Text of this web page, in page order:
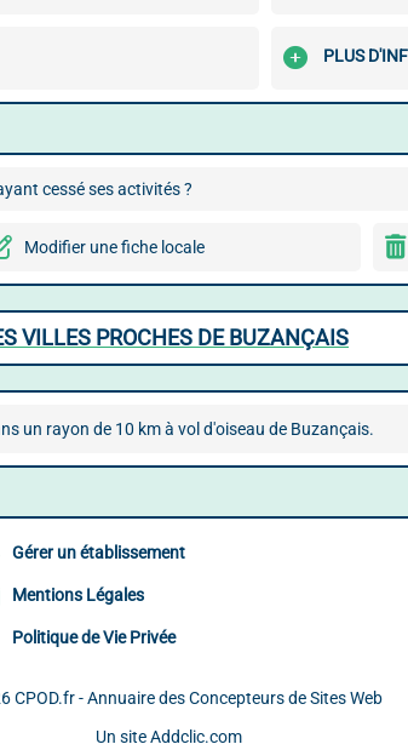
PLUS
cessé ses activités ?
Modifier une fiche locale
VILLES PROCHES DE BUZANÇAIS
un rayon de 10 km à vol d'oiseau de Buzançais.
Gérer un établissement
Mentions Légales
Politique de Vie Privée
CPOD.fr - Annuaire des Concepteurs de Sites Web
Un site Addclic.com